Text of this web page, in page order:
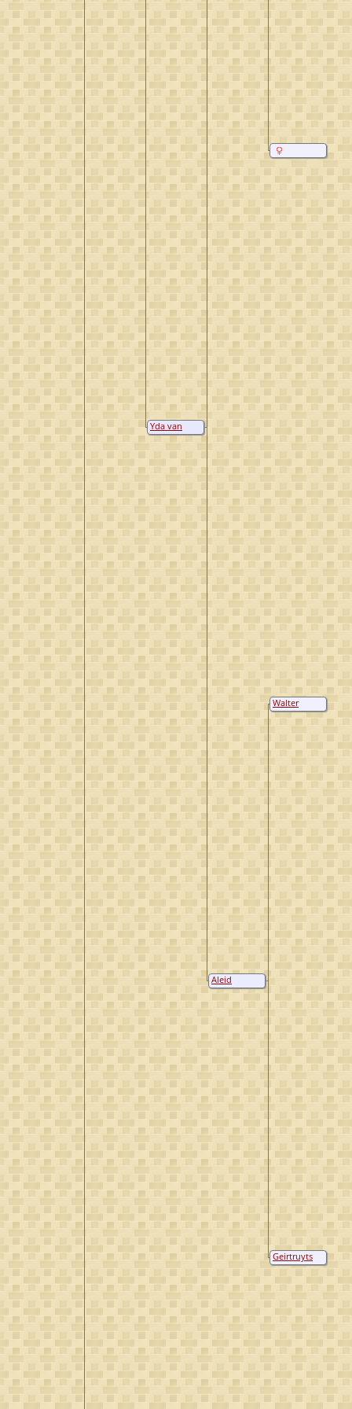
Yda van
Bueren
Aleid
Smullinck
Walter
Smullinx
Geirtruyts
N.N.